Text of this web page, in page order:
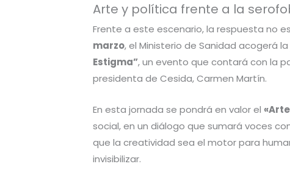
Arte y política frente a la
Frente a este escenario, la respuesta no
marzo, el Ministerio de Sanidad acogerá
Estigma”, un evento que contará con la
presidenta de Cesida, Carmen Martín.
En esta jornada se pondrá en valor el
social, en un diálogo que sumará voces
que la creatividad sea el motor para
invisibilizar.